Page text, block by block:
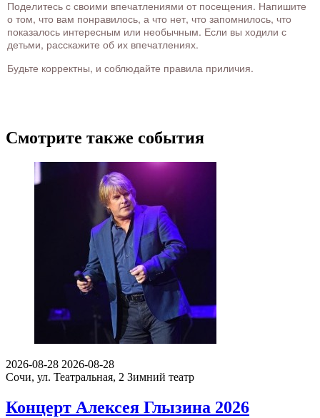
Поделитесь с своими впечатлениями от посещения. Напишите
о том, что вам понравилось, а что нет, что запомнилось, что
показалось интересным или необычным. Если вы ходили с
детьми, расскажите об их впечатлениях.
Будьте корректны, и соблюдайте правила приличия.
Смотрите также события
2026-08-28 2026-08-28
Сочи, ул. Театральная, 2 Зимний театр
Концерт Алексея Глызина 2026